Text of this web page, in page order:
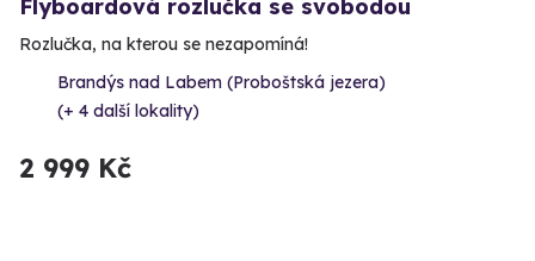
Flyboardová rozlučka se svobodou
Rozlučka, na kterou se nezapomíná!
Brandýs nad Labem (Proboštská jezera)
(+ 4 další lokality)
2 999 Kč